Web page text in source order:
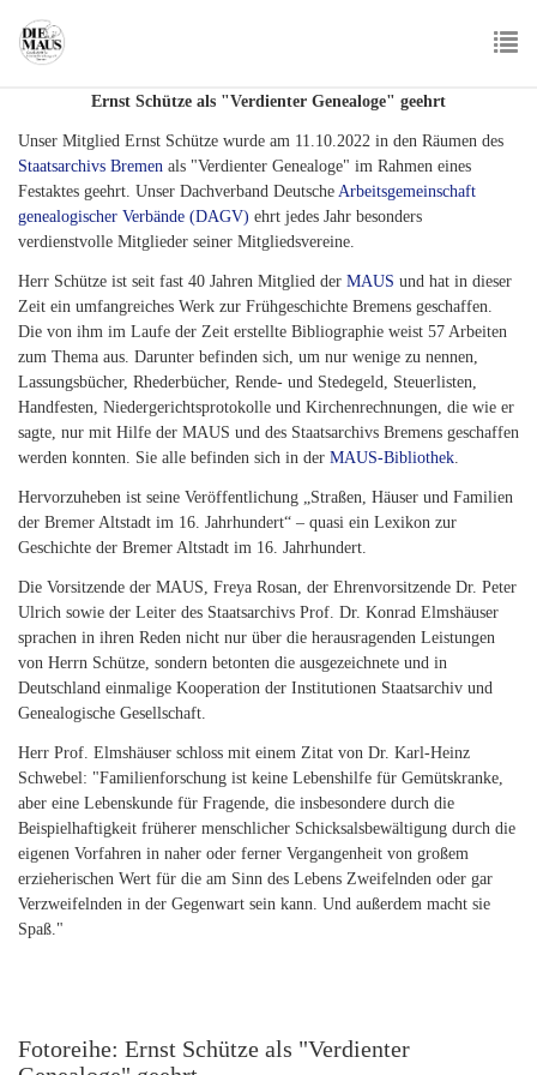
main
Ernst Schütze als "Verdienter Genealoge" geehrt
Unser Mitglied Ernst Schütze wurde am 11.10.2022 in den Räumen des
Staatsarchivs Bremen als "Verdienter Genealoge" im Rahmen eines
Festaktes geehrt. Unser Dachverband Deutsche Arbeitsgemeinschaft
genealogischer Verbände (DAGV) ehrt jedes Jahr besonders
verdienstvolle Mitglieder seiner Mitgliedsvereine.
Herr Schütze ist seit fast 40 Jahren Mitglied der MAUS und hat in dieser
Zeit ein umfangreiches Werk zur Frühgeschichte Bremens geschaffen.
Die von ihm im Laufe der Zeit erstellte Bibliographie weist 57 Arbeiten
zum Thema aus. Darunter befinden sich, um nur wenige zu nennen,
Lassungsbücher, Rhederbücher, Rende- und Stedegeld, Steuerlisten,
Handfesten, Niedergerichtsprotokolle und Kirchen­rechnungen, die wie er
sagte, nur mit Hilfe der MAUS und des Staatsarchivs Bremens geschaffen
werden konnten. Sie alle befinden sich in der MAUS-Bibliothek.
Hervorzuheben ist seine Veröffentlichung „Straßen, Häuser und Familien
der Bremer Altstadt im 16. Jahrhundert“ – quasi ein Lexikon zur
Geschichte der Bremer Altstadt im 16. Jahrhundert.
Die Vorsitzende der MAUS, Freya Rosan, der Ehrenvorsitzende Dr. Peter
Ulrich sowie der Leiter des Staatsarchivs Prof. Dr. Konrad Elmshäuser
sprachen in ihren Reden nicht nur über die herausragenden Leistungen
von Herrn Schütze, sondern betonten die ausgezeichnete und in
Deutschland einmalige Kooperation der Institutionen Staatsarchiv und
Genealogische Gesellschaft.
Herr Prof. Elmshäuser schloss mit einem Zitat von Dr. Karl-Heinz
Schwebel: "Familienforschung ist keine Lebenshilfe für Gemütskranke,
aber eine Lebenskunde für Fragende, die insbesondere durch die
Beispielhaftigkeit früherer menschlicher Schicksalsbewältigung durch die
eigenen Vorfahren in naher oder ferner Vergangenheit von großem
erzieherischen Wert für die am Sinn des Lebens Zweifelnden oder gar
Verzweifelnden in der Gegenwart sein kann. Und außerdem macht sie
Spaß."
Fotoreihe: Ernst Schütze als "Verdienter